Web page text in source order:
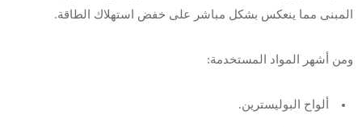
المبنى مما ينعكس بشكل مباشر على خفض استهلاك الطاقة.
ومن أشهر المواد المستخدمة:
ألواح البوليسترين.